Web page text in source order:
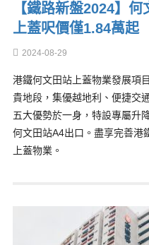
【鐵路新盤2024】
上蓋呎價僅1.84萬起
2024-08-29
港鐵何文田站上蓋物業發展項
貴地段，集優越地利、便捷交
五大優勢於一身，特設專屬升
何文田站A4出口。盡享完善港
上蓋物業。